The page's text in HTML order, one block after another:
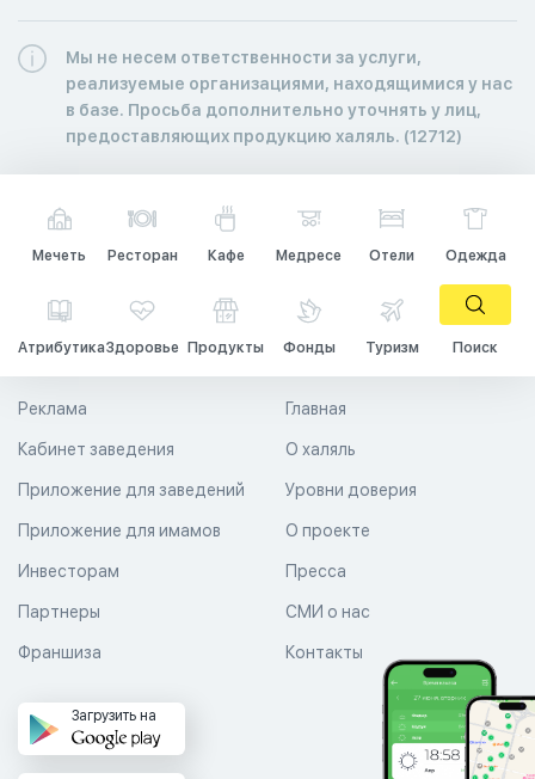
Мы не несем ответственности за услуги,
реализуемые организациями, находящимися у нас
в базе. Просьба дополнительно уточнять у лиц,
предоставляющих продукцию халяль. (12712)
Мечеть Ресторан Кафе Медресе Отели Одежда
АтрибутикаЗдоровье Продукты Фонды Туризм Поиск
Главная
О халяль
Уровни доверия
Реклама
Кабинет заведения
Приложение для заведений
Приложение для имамов О проекте
Пресса
СМИ о нас
Контакты
Инвесторам
Партнеры
Франшиза
Загрузить на